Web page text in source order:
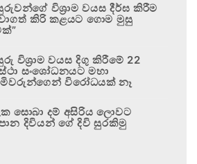
විශ්‍රාම වයස දීර්ඝ කිරීම
කිරි කළයට ගොම මුසු
විශ්‍රාම වයස දිගු කිරීමේ 22
සංශෝධනයට මහා
විරෝධයක් නෑ
සොබා දම් අසිරිය ලොවට
දිවියන් ගේ දිවි සුරකිමු